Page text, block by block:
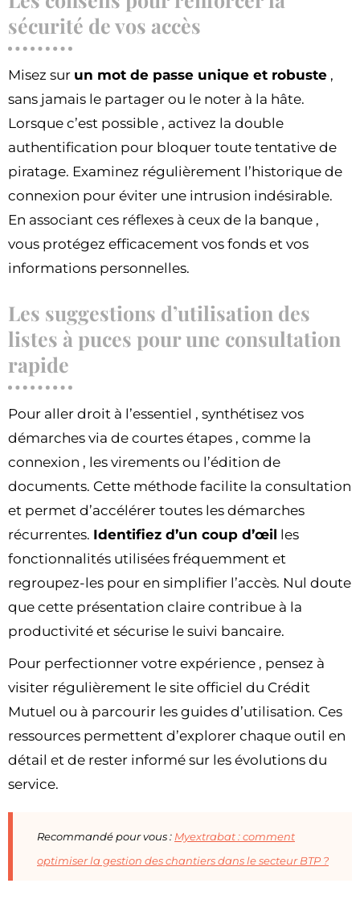
sécurité de vos accès
Misez sur un mot de passe unique et robuste ,
sans jamais le partager ou le noter à la hâte.
Lorsque c’est possible , activez la double
authentification pour bloquer toute tentative de
piratage. Examinez régulièrement l’historique de
connexion pour éviter une intrusion indésirable.
En associant ces réflexes à ceux de la banque ,
vous protégez efficacement vos fonds et vos
informations personnelles.
Les suggestions d’utilisation des
listes à puces pour une consultation
rapide
Pour aller droit à l’essentiel , synthétisez vos
démarches via de courtes étapes , comme la
connexion , les virements ou l’édition de
documents. Cette méthode facilite la consultation
et permet d’accélérer toutes les démarches
récurrentes. Identifiez d’un coup d’œil les
fonctionnalités utilisées fréquemment et
regroupez-les pour en simplifier l’accès. Nul doute
que cette présentation claire contribue à la
productivité et sécurise le suivi bancaire.
Pour perfectionner votre expérience , pensez à
visiter régulièrement le site officiel du Crédit
Mutuel ou à parcourir les guides d’utilisation. Ces
ressources permettent d’explorer chaque outil en
détail et de rester informé sur les évolutions du
service.
Recommandé pour vous : Myextrabat : comment
optimiser la gestion des chantiers dans le secteur BTP ?